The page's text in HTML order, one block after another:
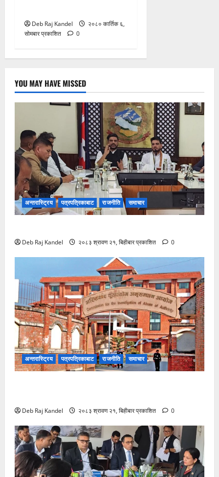
Deb Raj Kandel
२०८० कार्तिक ६,
सोमबार प्रकाशित
0
YOU MAY HAVE MISSED
अन्तरास्ट्रिय पत्रपत्रिकाबाट राजनीति समाचार
Deb Raj Kandel २०८३ श्रावण २१, बिहीबार प्रकाशित 0
अन्तरास्ट्रिय पत्रपत्रिकाबाट राजनीति समाचार
Deb Raj Kandel २०८३ श्रावण २१, बिहीबार प्रकाशित 0